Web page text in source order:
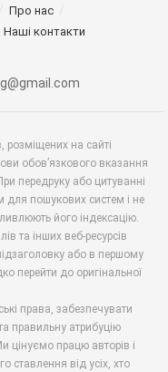
Про нас
Наші контакти
розміщених на сайті
обов’язкового вказання
передруку або цитуванні
для пошукових систем і не
його індексацію.
та інших веб-ресурсів
або в першому
перейти до оригінальної
права, забезпечувати
правильну атрибуцію
цінуємо працю авторів і
ставлення від усіх, хто